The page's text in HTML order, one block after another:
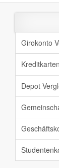
Girokonto
Depot